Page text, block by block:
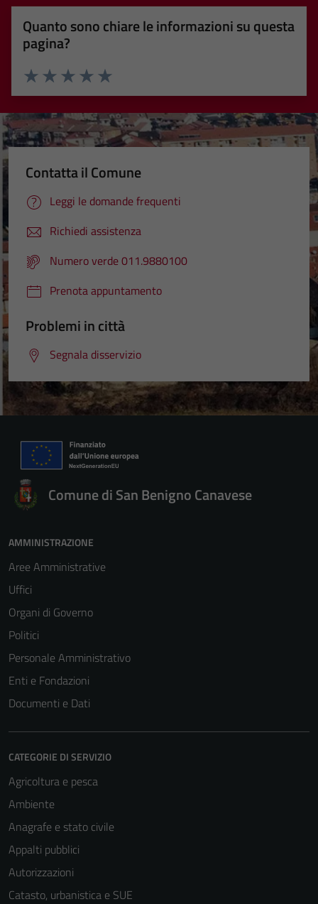
Quanto sono chiare le informazioni su questa
pagina?
Valuta 5 stelle su 5
Valuta 4 stelle su 5
Valuta 3 stelle su 5
Valuta 2 stelle su 5
Valuta 1 stelle su 5
Contatta il Comune
Leggi le domande frequenti
Richiedi assistenza
Numero verde 011.9880100
Prenota appuntamento
Problemi in città
Segnala disservizio
Comune di San Benigno Canavese
AMMINISTRAZIONE
Aree Amministrative
Uffici
Organi di Governo
Politici
Personale Amministrativo
Enti e Fondazioni
Documenti e Dati
CATEGORIE DI SERVIZIO
Agricoltura e pesca
Ambiente
Anagrafe e stato civile
Appalti pubblici
Autorizzazioni
Catasto, urbanistica e SUE